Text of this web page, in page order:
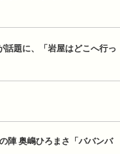
話題に、「岩屋はどこへ行っ
陣 奥嶋ひろまさ「ババンバ